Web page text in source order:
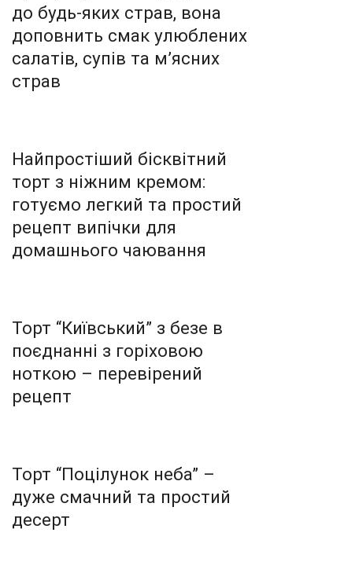
до будь-яких страв, вона
доповнить смак улюблених
салатів, супів та м’ясних
страв
Найпростіший бісквітний
торт з ніжним кремом:
готуємо легкий та простий
рецепт випічки для
домашнього чаювання
Торт “Київський” з безе в
поєднанні з горіховою
ноткою – перевірений
рецепт
Торт “Поцілунок неба” –
дуже смачний та простий
десерт